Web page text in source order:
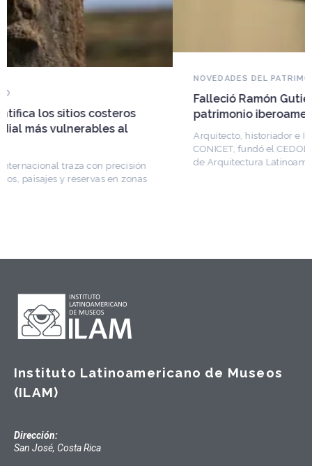
Falleció Ramón Gutiérrez, guardián del
patrimonio iberoamericano
Arquitecto, historiador e Investigador Superior del
CONICET, fundó el CEDODAL e impulsó los Seminarios
de Arquitectura Latinoamericana. Publicó más de
Instituto Latinoamericano de Museos
(ILAM)
Dirección:
San José, Costa Rica